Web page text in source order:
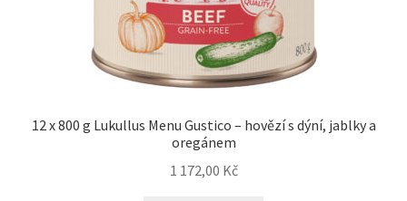
12 x 800 g Lukullus Menu Gustico – hovězí s dýní, jablky a
oregánem
1 172,00 Kč